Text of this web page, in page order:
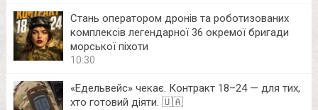
Стань оператором дронів та роботизованих
комплексів легендарної 36 окремої бригади
морської піхоти
10:30
«Едельвейс» чекає. Контракт 18–24 — для тих,
хто готовий діяти. 🇺🇦